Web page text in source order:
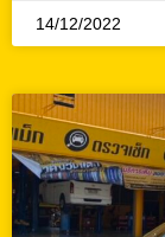
14/12/2022